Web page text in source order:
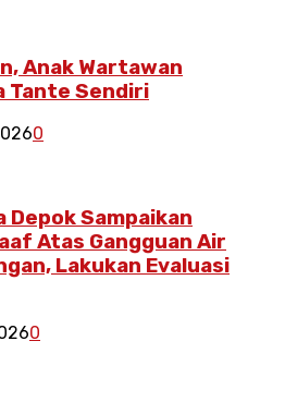
Anak Wartawan
Tante Sendiri
0
Sampaikan
Atas Gangguan Air
Lakukan Evaluasi
0